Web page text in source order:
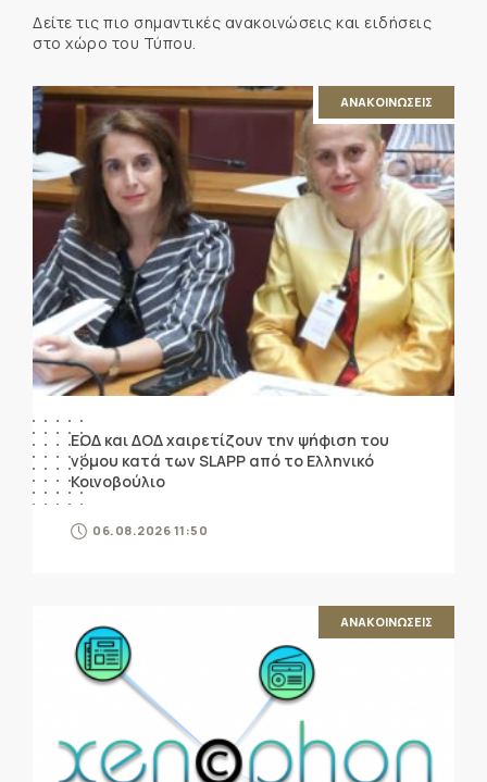
Δείτε τις πιο σημαντικές ανακοινώσεις και ειδήσεις
στο χώρο του Τύπου.
ΑΝΑΚΟΙΝΩΣΕΙΣ
ΕΟΔ και ΔΟΔ χαιρετίζουν την ψήφιση του
νόμου κατά των SLAPP από το Ελληνικό
Κοινοβούλιο
06.08.2026 11:50
ΑΝΑΚΟΙΝΩΣΕΙΣ